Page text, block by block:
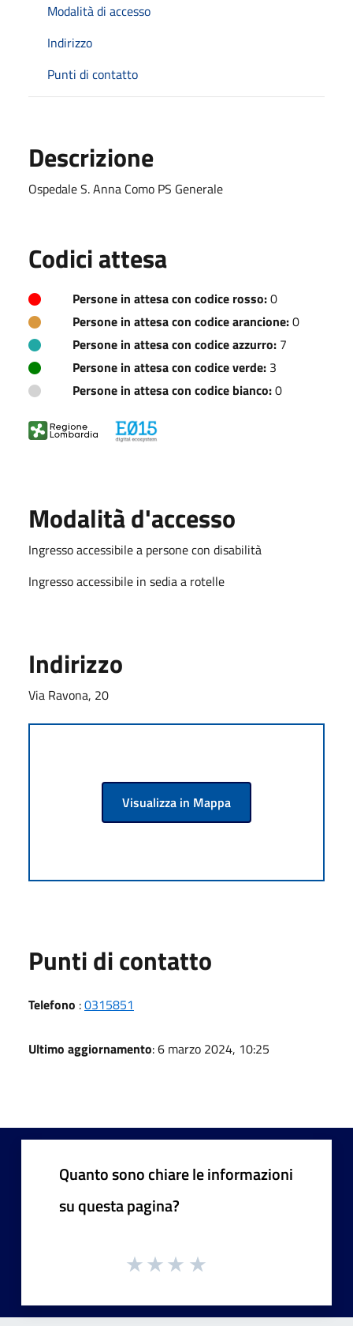
Modalità di accesso
Indirizzo
Punti di contatto
Descrizione
Ospedale S. Anna Como PS Generale
Codici attesa
Persone in attesa con codice rosso:0
Persone in attesa con codice arancione:0
Persone in attesa con codice azzurro: 7
Persone in attesa con codice verde: 3
Persone in attesa con codice bianco:0
Modalità d'accesso
Ingresso accessibile a persone con disabilità
Ingresso accessibile in sedia a rotelle
Indirizzo
Via Ravona, 20
Visualizza in Mappa
Punti di contatto
Telefono :0315851
Ultimo aggiornamento: 6 marzo 2024, 10:25
Quanto sono chiare le informazioni
su questa pagina?